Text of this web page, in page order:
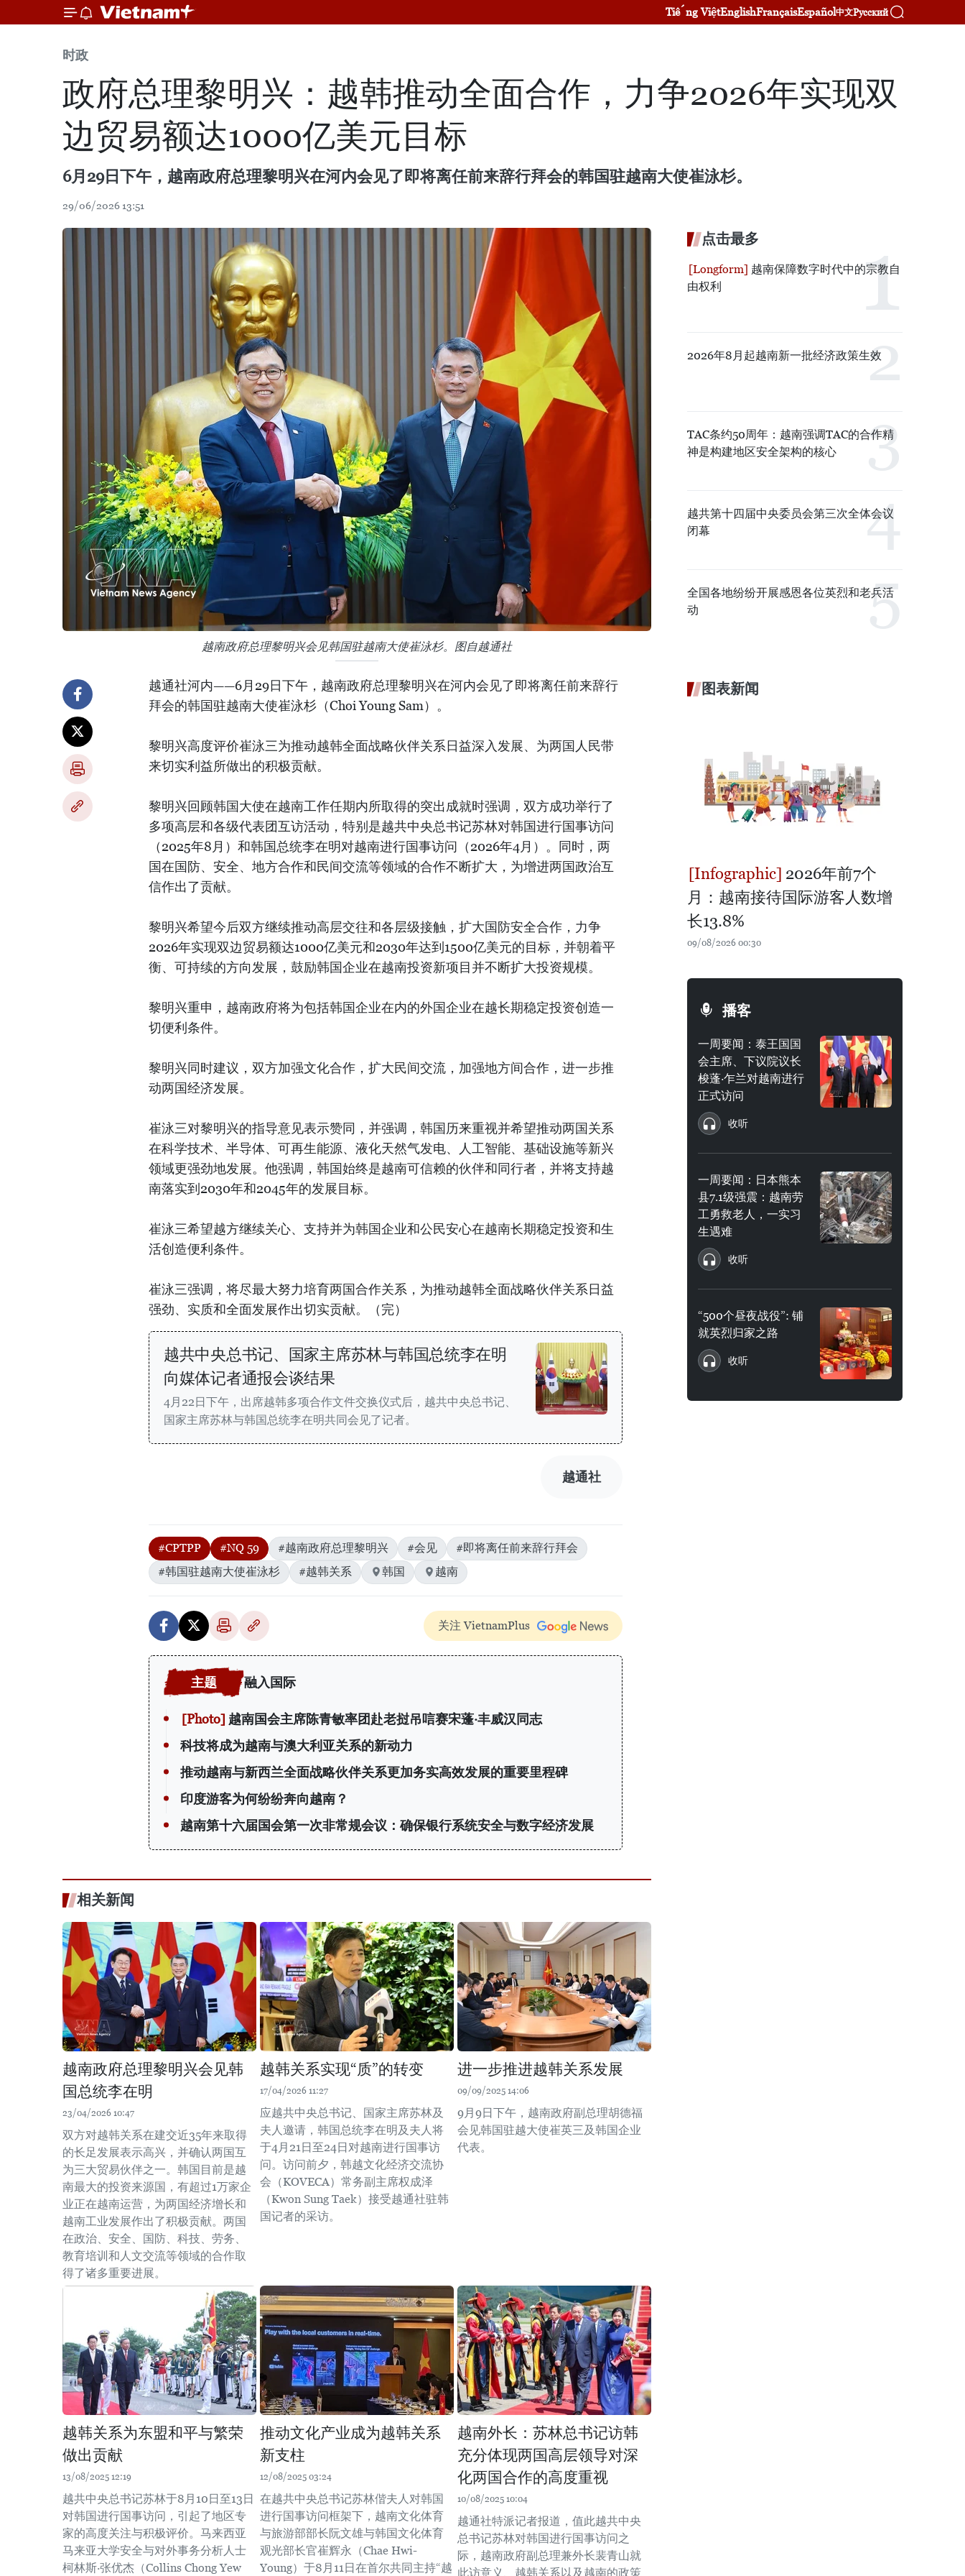
Tiếng ViệtEnglishFrançaisEspañol中文Русский
时政
政府总理黎明兴：越韩推动全面合作，力争2026年实现双
边贸易额达1000亿美元目标
6月29日下午，越南政府总理黎明兴在河内会见了即将离任前来辞行拜会的韩国驻越南大使崔泳杉。
29/06/2026 13:51
越南政府总理黎明兴会见韩国驻越南大使崔泳杉。图自越通社
越通社河内——6月29日下午，越南政府总理黎明兴在河内会见了即将离任前来辞行
拜会的韩国驻越南大使崔泳杉（Choi Young Sam）。
黎明兴高度评价崔泳三为推动越韩全面战略伙伴关系日益深入发展、为两国人民带
来切实利益所做出的积极贡献。
黎明兴回顾韩国大使在越南工作任期内所取得的突出成就时强调，双方成功举行了
多项高层和各级代表团互访活动，特别是越共中央总书记苏林对韩国进行国事访问
（2025年8月）和韩国总统李在明对越南进行国事访问（2026年4月）。同时，两
国在国防、安全、地方合作和民间交流等领域的合作不断扩大，为增进两国政治互
信作出了贡献。
黎明兴希望今后双方继续推动高层交往和各层级接触，扩大国防安全合作，力争
2026年实现双边贸易额达1000亿美元和2030年达到1500亿美元的目标，并朝着平
衡、可持续的方向发展，鼓励韩国企业在越南投资新项目并不断扩大投资规模。
黎明兴重申，越南政府将为包括韩国企业在内的外国企业在越长期稳定投资创造一
切便利条件。
黎明兴同时建议，双方加强文化合作，扩大民间交流，加强地方间合作，进一步推
动两国经济发展。
崔泳三对黎明兴的指导意见表示赞同，并强调，韩国历来重视并希望推动两国关系
在科学技术、半导体、可再生能源、液化天然气发电、人工智能、基础设施等新兴
领域更强劲地发展。他强调，韩国始终是越南可信赖的伙伴和同行者，并将支持越
南落实到2030年和2045年的发展目标。
崔泳三希望越方继续关心、支持并为韩国企业和公民安心在越南长期稳定投资和生
活创造便利条件。
崔泳三强调，将尽最大努力培育两国合作关系，为推动越韩全面战略伙伴关系日益
强劲、实质和全面发展作出切实贡献。（完）
越共中央总书记、国家主席苏林与韩国总统李在明
向媒体记者通报会谈结果
4月22日下午，出席越韩多项合作文件交换仪式后，越共中央总书记、
国家主席苏林与韩国总统李在明共同会见了记者。
越通社
#CPTPP #NQ 59 #越南政府总理黎明兴 #会见
#即将离任前来辞行拜会
#韩国驻越南大使崔泳杉
#越韩关系 韩国 越南
关注 VietnamPlus
融入国际
越南国会主席陈青敏率团赴老挝吊唁赛宋蓬·丰威汉同志
科技将成为越南与澳大利亚关系的新动力
推动越南与新西兰全面战略伙伴关系更加务实高效发展的重要里程碑
印度游客为何纷纷奔向越南？
越南第十六届国会第一次非常规会议：确保银行系统安全与数字经济发展
相关新闻
越南政府总理黎明兴会见韩
国总统李在明
23/04/2026 10:47
双方对越韩关系在建交近35年来取得
的长足发展表示高兴，并确认两国互
为三大贸易伙伴之一。韩国目前是越
南最大的投资来源国，有超过1万家企
业正在越南运营，为两国经济增长和
越南工业发展作出了积极贡献。两国
在政治、安全、国防、科技、劳务、
教育培训和人文交流等领域的合作取
得了诸多重要进展。
越韩关系实现“质”的转变
17/04/2026 11:27
应越共中央总书记、国家主席苏林及
夫人邀请，韩国总统李在明及夫人将
于4月21日至24日对越南进行国事访
问。访问前夕，韩越文化经济交流协
会（KOVECA）常务副主席权成泽
（Kwon Sung Taek）接受越通社驻韩
国记者的采访。
进一步推进越韩关系发展
09/09/2025 14:06
9月9日下午，越南政府副总理胡德福
会见韩国驻越大使崔英三及韩国企业
代表。
越韩关系为东盟和平与繁荣
做出贡献
13/08/2025 12:19
越共中央总书记苏林于8月10日至13日
对韩国进行国事访问，引起了地区专
家的高度关注与积极评价。马来西亚
马来亚大学安全与对外事务分析人士
柯林斯·张优杰（Collins Chong Yew
推动文化产业成为越韩关系
新支柱
12/08/2025 03:24
在越共中央总书记苏林偕夫人对韩国
进行国事访问框架下，越南文化体育
与旅游部部长阮文雄与韩国文化体育
观光部长官崔辉永（Chae Hwi-
Young）于8月11日在首尔共同主持“越
越南外长：苏林总书记访韩
充分体现两国高层领导对深
化两国合作的高度重视
10/08/2025 10:04
越通社特派记者报道，值此越共中央
总书记苏林对韩国进行国事访问之
际，越南政府副总理兼外长裴青山就
此访意义、越韩关系以及越南的政策
点击最多
越南保障数字时代中的宗教自
由权利
2026年8月起越南新一批经济政策生效
TAC条约50周年：越南强调TAC的合作精
神是构建地区安全架构的核心
越共第十四届中央委员会第三次全体会议
闭幕
全国各地纷纷开展感恩各位英烈和老兵活
动
图表新闻
2026年前7个
月：越南接待国际游客人数增
长13.8%
09/08/2026 00:30
播客
一周要闻：泰王国国
会主席、下议院议长
梭蓬·乍兰对越南进行
正式访问
收听
一周要闻：日本熊本
县7.1级强震：越南劳
工勇救老人，一实习
生遇难
收听
“500个昼夜战役”: 铺
就英烈归家之路
收听